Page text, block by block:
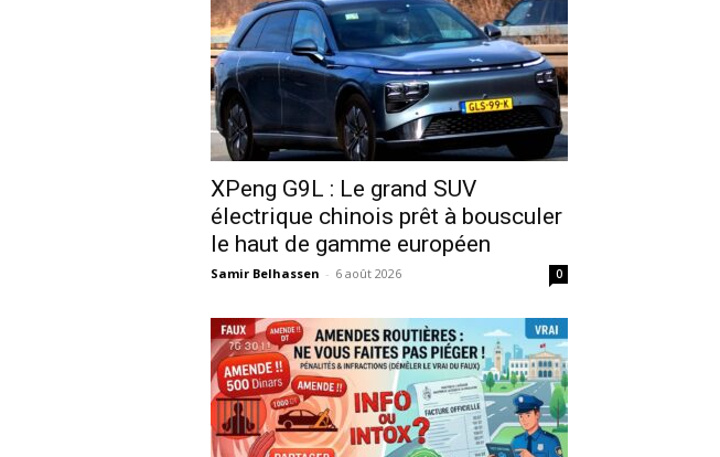
XPeng G9L : Le grand SUV
électrique chinois prêt à bousculer
le haut de gamme européen
Samir Belhassen - 6 août 2026 0